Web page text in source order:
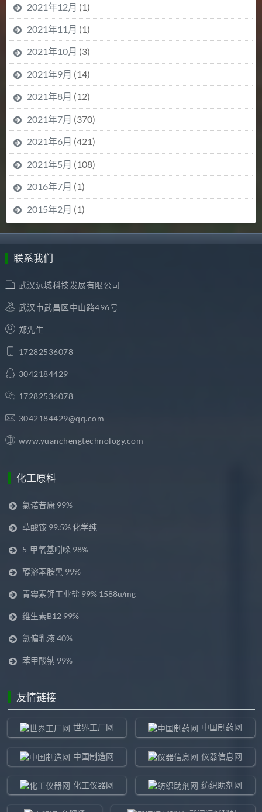
2021年12月 (1)
2021年11月 (1)
2021年10月 (3)
2021年9月 (14)
2021年8月 (12)
2021年7月 (370)
2021年6月 (421)
2021年5月 (108)
2016年7月 (1)
2015年2月 (1)
联系我们
武汉远城科技发展有限公司
武汉市武昌区中山路496号
郑先生
17282536078
3042184429
17282536078
3042184429@qq.com
www.yuanchengtechnology.com
化工原料
氯诺昔康 99%
草酸铵 99.5% 化学纯
5-甲氧基吲哚 98%
醇溶苯胺黑 99%
青霉素钾工业盐 99% 1588u/mg
维生素B12 99%
氯偏乳液 40%
苯甲酸钠 99%
友情链接
世界工厂网 中国制药网
中国制造网 仪器信息网
化工仪器网 纺织助剂网